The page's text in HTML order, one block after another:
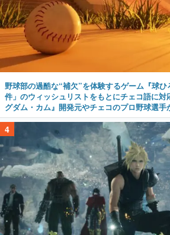
野球部の過酷な“補欠”を体験するゲーム『球
件」のウィッシュリストをもとにチェコ語に
グダム・カム』開発元やチェコのプロ野球選手
4